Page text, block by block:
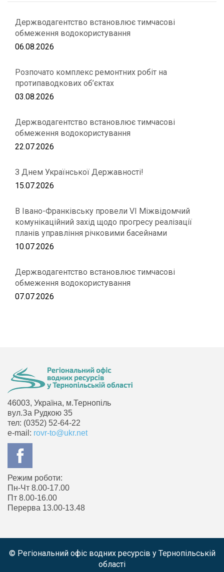
Держводагентство встановлює тимчасові
обмеження водокористування
06.08.2026
Розпочато комплекс ремонтних робіт на
протипаводкових об’єктах
03.08.2026
Держводагентство встановлює тимчасові
обмеження водокористування
22.07.2026
З Днем Української Державності!
15.07.2026
В Івано-Франківську провели VІ Міжвідомчий
комунікаційний захід щодо прогресу реалізації
планів управління річковими басейнами
10.07.2026
Держводагентство встановлює тимчасові
обмеження водокористування
07.07.2026
46003, Україна, м.Тернопіль
вул.За Рудкою 35
тел: (0352) 52-64-22
e-mail: rovr-to@ukr.net
Режим роботи:
Пн-Чт 8.00-17.00
Пт 8.00-16.00
Перерва 13.00-13.48
© Регіональний офіс водних ресурсів у Тернопільській
області